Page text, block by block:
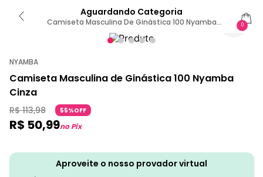
Aguardando Categoria
Camiseta Masculina De Ginástica 100 Nyamba
Cinza GG / Cinza
0
NYAMBA
Camiseta Masculina de Ginástica 100 Nyamba
Cinza
R$ 113,98 55%OFF
R$ 50,99no Pix
Aproveite o nosso provador virtual